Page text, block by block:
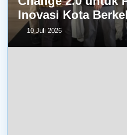
Inovasi Kota
10 Juli 2026